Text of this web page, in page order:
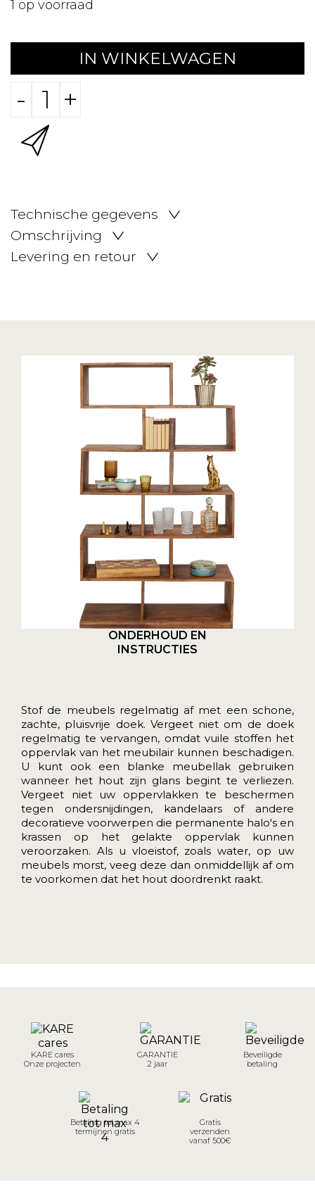
1 op voorraad
IN WINKELWAGEN
- +
Technische gegevens
Omschrijving
Levering en retour
ONDERHOUD EN
INSTRUCTIES
Stof de meubels regelmatig af met een schone,
zachte, pluisvrije doek. Vergeet niet om de doek
regelmatig te vervangen, omdat vuile stoffen het
oppervlak van het meubilair kunnen beschadigen.
U kunt ook een blanke meubellak gebruiken
wanneer het hout zijn glans begint te verliezen.
Vergeet niet uw oppervlakken te beschermen
tegen ondersnijdingen, kandelaars of andere
decoratieve voorwerpen die permanente halo's en
krassen op het gelakte oppervlak kunnen
veroorzaken. Als u vloeistof, zoals water, op uw
meubels morst, veeg deze dan onmiddellijk af om
te voorkomen dat het hout doordrenkt raakt.
KARE cares
Onze projecten
GARANTIE
2 jaar
Beveiligde
betaling
Betaling tot max 4
termijnen gratis
Gratis
verzenden
vanaf 500€